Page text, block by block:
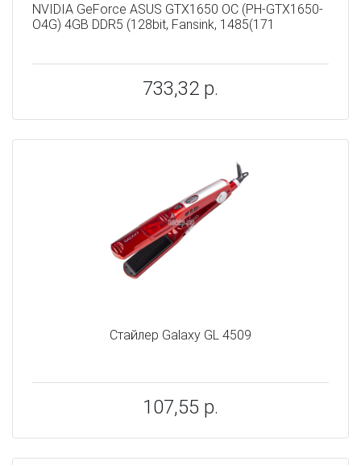
NVIDIA GeForce ASUS GTX1650 OC (PH-GTX1650-
O4G) 4GB DDR5 (128bit, Fansink, 1485(171
733,32 р.
Стайлер Galaxy GL 4509
107,55 р.